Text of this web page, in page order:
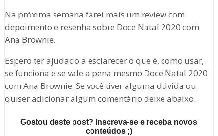
Na próxima semana farei mais um review com
depoimento e resenha sobre Doce Natal 2020 com
Ana Brownie.
Espero ter ajudado a esclarecer o que é, como usar,
se funciona e se vale a pena mesmo Doce Natal 2020
com Ana Brownie. Se você tiver alguma dúvida ou
quiser adicionar algum comentário deixe abaixo.
Gostou deste post? Inscreva-se e receba novos
conteúdos ;)